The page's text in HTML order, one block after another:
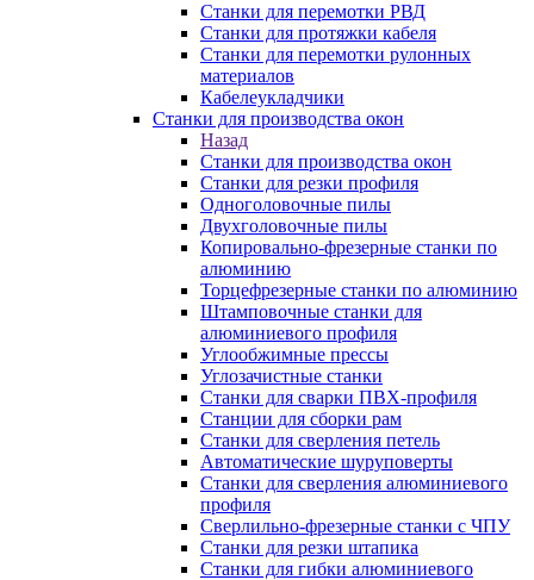
Станки для перемотки РВД
Станки для протяжки кабеля
Станки для перемотки рулонных
материалов
Кабелеукладчики
Станки для производства окон
Назад
Станки для производства окон
Станки для резки профиля
Одноголовочные пилы
Двухголовочные пилы
Копировально-фрезерные станки по
алюминию
Торцефрезерные станки по алюминию
Штамповочные станки для
алюминиевого профиля
Углообжимные прессы
Углозачистные станки
Станки для сварки ПВХ-профиля
Станции для сборки рам
Станки для сверления петель
Автоматические шуруповерты
Станки для сверления алюминиевого
профиля
Сверлильно-фрезерные станки с ЧПУ
Станки для резки штапика
Станки для гибки алюминиевого